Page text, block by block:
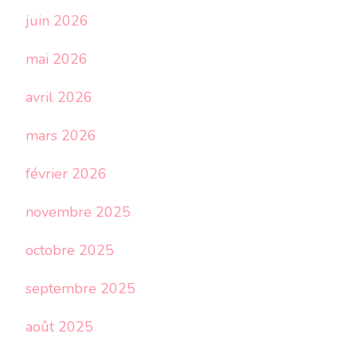
juin 2026
mai 2026
avril 2026
mars 2026
février 2026
novembre 2025
octobre 2025
septembre 2025
août 2025